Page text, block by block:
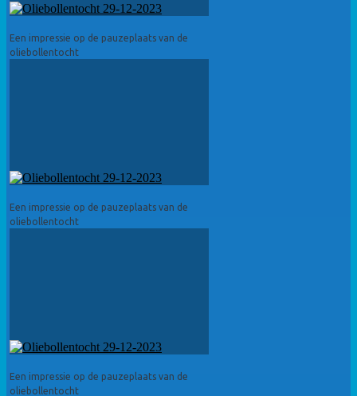
Een impressie op de pauzeplaats van de
oliebollentocht
Een impressie op de pauzeplaats van de
oliebollentocht
Een impressie op de pauzeplaats van de
oliebollentocht